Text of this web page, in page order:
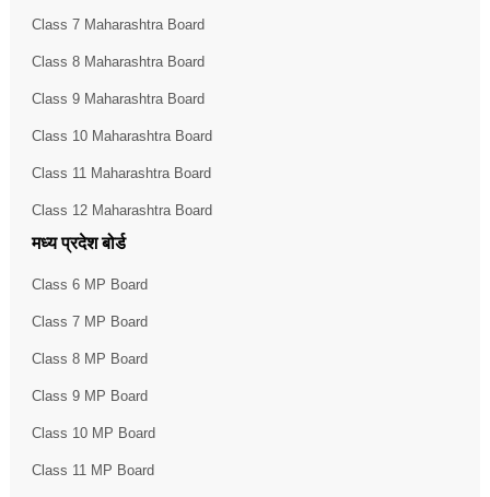
Class 7 Maharashtra Board
Class 8 Maharashtra Board
Class 9 Maharashtra Board
Class 10 Maharashtra Board
Class 11 Maharashtra Board
Class 12 Maharashtra Board
मध्य प्रदेश बोर्ड
Class 6 MP Board
Class 7 MP Board
Class 8 MP Board
Class 9 MP Board
Class 10 MP Board
Class 11 MP Board